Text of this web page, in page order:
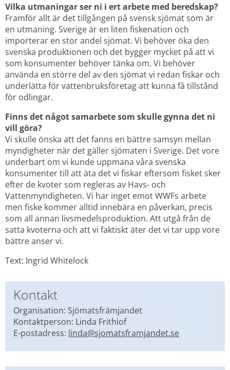
Vilka utmaningar ser ni i ert arbete med beredskap?
Framför allt är det tillgången på svensk sjömat som är
en utmaning. Sverige är en liten fiskenation och
importerar en stor andel sjömat. Vi behöver öka den
svenska produktionen och det bygger mycket på att vi
som konsumenter behöver tänka om. Vi behöver
använda en större del av den sjömat vi redan fiskar och
underlätta för vattenbruksföretag att kunna få tillstånd
för odlingar.
Finns det något samarbete som skulle gynna det ni
vill göra?
Vi skulle önska att det fanns en bättre samsyn mellan
myndigheter när det gäller sjömaten i Sverige. Det vore
underbart om vi kunde uppmana våra svenska
konsumenter till att äta det vi fiskar eftersom fisket sker
efter de kvoter som regleras av Havs- och
Vattenmyndigheten. Vi har inget emot WWFs arbete
men fiske kommer alltid innebära en påverkan, precis
som all annan livsmedelsproduktion. Att utgå från de
satta kvoterna och att vi faktiskt äter det vi tar upp vore
bättre anser vi.
Text: Ingrid Whitelock
Kontakt
Organisation: Sjömatsfrämjandet
Kontaktperson: Linda Frithiof
E-postadress: linda@sjomatsframjandet.se